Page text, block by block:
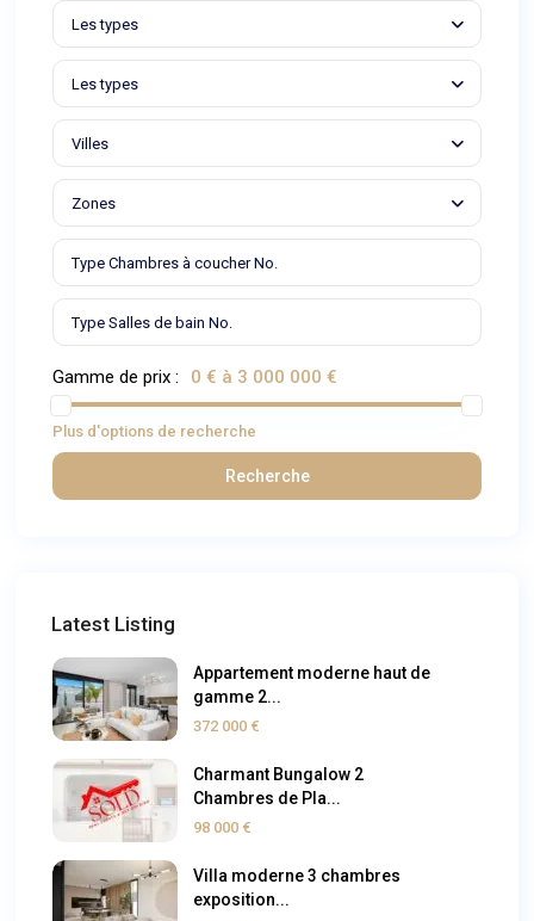
Les types
Les types
Villes
Zones
Gamme de prix : 0 € à 3 000 000 €
Plus d'options de recherche
Recherche
Latest Listing
Appartement moderne haut de
gamme 2...
372 000 €
Charmant Bungalow 2
Chambres de Pla...
98 000 €
Villa moderne 3 chambres
exposition...